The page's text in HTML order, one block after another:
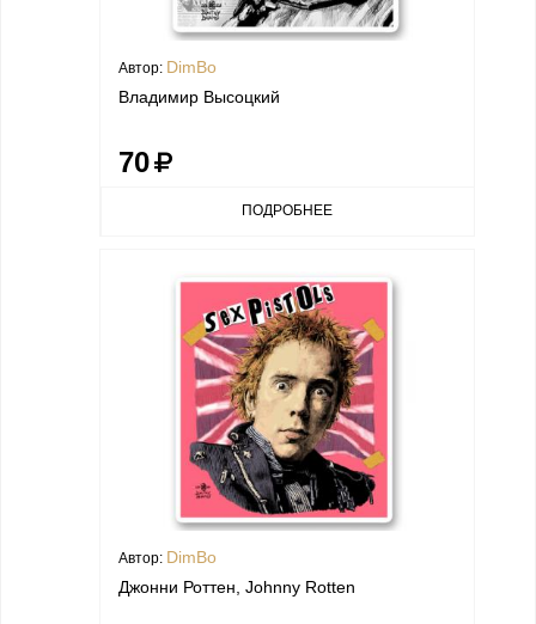
Автор: DimBo
Владимир Высоцкий
70
ПОДРОБНЕЕ
Автор: DimBo
Джонни Роттен, Johnny Rotten